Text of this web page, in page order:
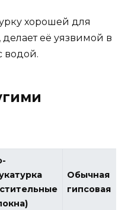
хорошей для
её уязвимой в
водой.
Обычная
гипсовая